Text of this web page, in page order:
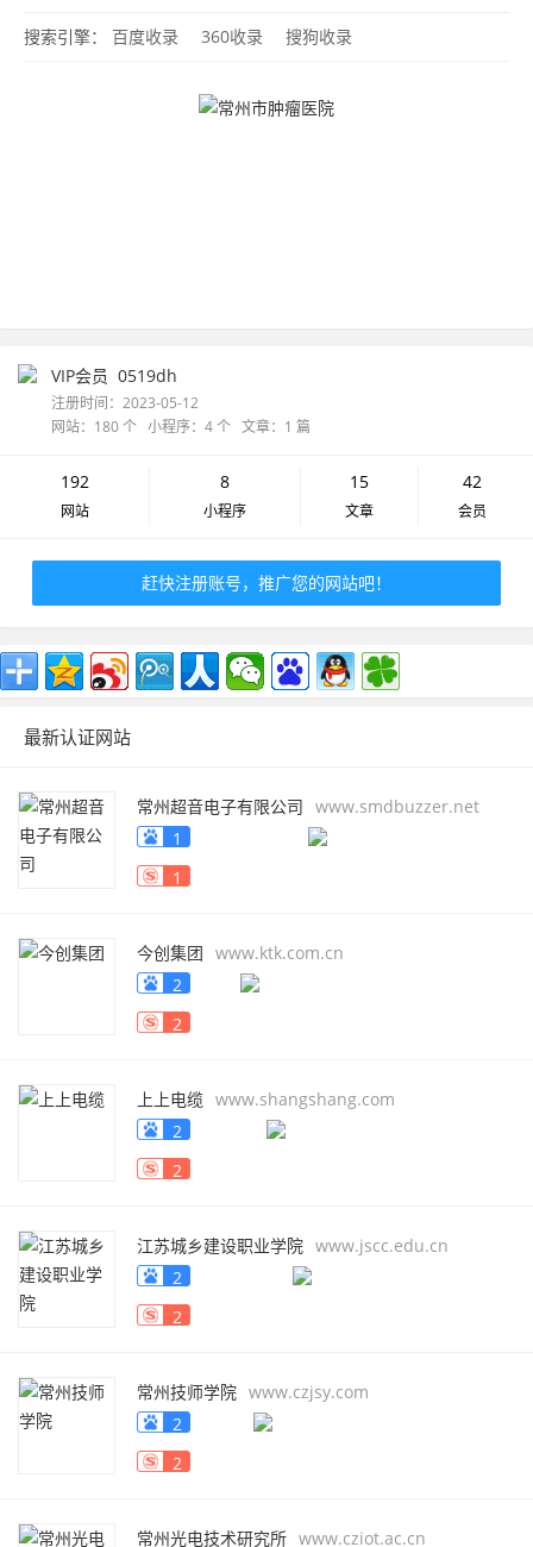
搜索引擎： 百度收录 360收录 搜狗收录
VIP会员 0519dh
注册时间：2023-05-12
网站：180 个 小程序：4 个 文章：1 篇
192
网站
8
小程序
15
文章
42
会员
赶快注册账号，推广您的网站吧！
最新认证网站
常州超音电子有限公司 www.smdbuzzer.net
1
1
今创集团 www.ktk.com.cn
2
2
上上电缆 www.shangshang.com
2
2
江苏城乡建设职业学院 www.jscc.edu.cn
2
2
常州技师学院 www.czjsy.com
2
2
常州光电技术研究所 www.cziot.ac.cn